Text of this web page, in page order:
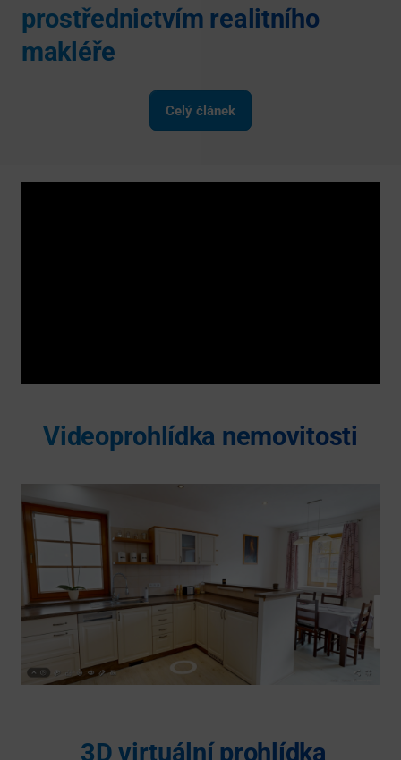
prostřednictvím realitního
makléře
Celý článek
Videoprohlídka nemovitosti
3D virtuální prohlídka